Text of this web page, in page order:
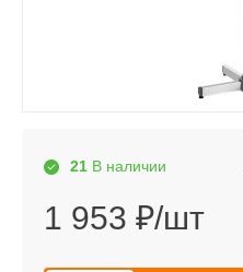
21 В наличии
1 953 ₽/шт